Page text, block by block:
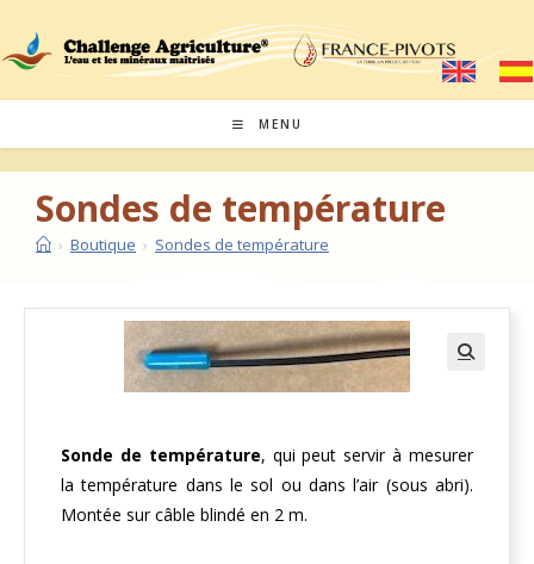
MENU
Sondes de température
› Boutique › Sondes de température
Sonde de température, qui peut servir à mesurer
la température dans le sol ou dans l’air (sous abri).
Montée sur câble blindé en 2 m.